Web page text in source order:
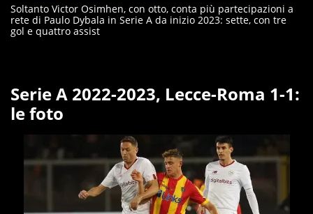
Soltanto Victor Osimhen, con otto, conta più partecipazioni a
rete di Paulo Dybala in Serie A da inizio 2023: sette, con tre
gol e quattro assist
Serie A 2022-2023, Lecce-Roma 1-1:
le foto